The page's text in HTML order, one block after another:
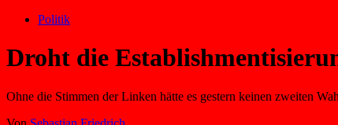
Politik
Droht die
Ohne die Stimmen der Linken hätte es gestern keinen zweiten